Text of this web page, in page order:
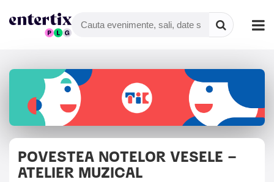
POVESTEA NOTELOR VESELE –
ATELIER MUZICAL